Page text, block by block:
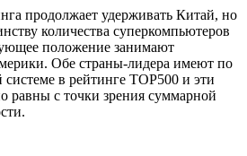
продолжает удерживать Китай, но
количества суперкомпьютеров
положение занимают
Обе страны-лидера имеют по
в рейтинге TOP500 и эти
равны с точки зрения суммарной